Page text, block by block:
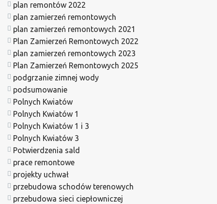
plan remontów 2022
plan zamierzeń remontowych
plan zamierzeń remontowych 2021
Plan Zamierzeń Remontowych 2022
plan zamierzeń remontowych 2023
Plan Zamierzeń Remontowych 2025
podgrzanie zimnej wody
podsumowanie
Polnych Kwiatów
Polnych Kwiatów 1
Polnych Kwiatów 1 i 3
Polnych Kwiatów 3
Potwierdzenia sald
prace remontowe
projekty uchwał
przebudowa schodów terenowych
przebudowa sieci ciepłowniczej